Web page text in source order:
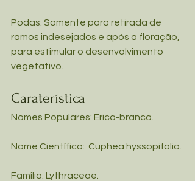
Podas: Somente para retirada de
ramos indesejados e após a floração,
para estimular o desenvolvimento
vegetativo.
Caraterística
Nomes Populares: Erica-branca.
Nome Científico:  Cuphea hyssopifolia.
Família: Lythraceae.